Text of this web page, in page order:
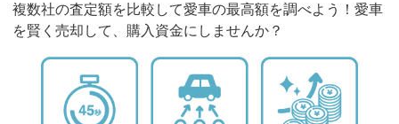
複数社の査定額を比較して愛車の最高額を調べよう！愛車
を賢く売却して、購入資金にしませんか？